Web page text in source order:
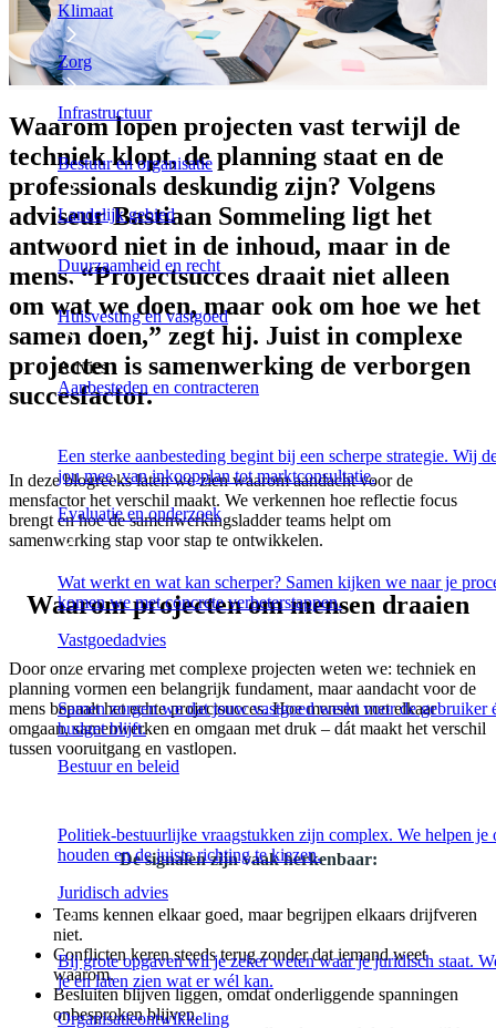
Klimaat
Zorg
Infrastructuur
Bestuur en organisatie
Landelijk gebied
Duurzaamheid en recht
Huisvesting en vastgoed
Advies
Aanbesteden en contracteren
Een sterke aanbesteding begint bij een scherpe strategie. Wij
jou mee, van inkoopplan tot marktconsultatie.
Evaluatie en onderzoek
Wat werkt en wat kan scherper? Samen kijken we naar je
komen we met concrete verbeterstappen.
Vastgoedadvies
Samen zorgen we dat jouw vastgoed werkt voor de gebruiker
budget blijft.
Bestuur en beleid
Politiek-bestuurlijke vraagstukken zijn complex. We helpen je
houden en de juiste richting te kiezen.
Juridisch advies
Bij grote opgaven wil je zeker weten waar je juridisch staat.
je en laten zien wat er wél kan.
Organisatieontwikkeling
Waarom lopen projecten vast terwijl de
techniek klopt, de planning staat en de
professionals deskundig zijn? Volgens
adviseur Bastiaan Sommeling ligt het
antwoord niet in de inhoud, maar in de
mens. “Projectsucces draait niet alleen
om wat we doen, maar ook om hoe we het
samen doen,” zegt hij. Juist in complexe
projecten is samenwerking de verborgen
succesfactor.
In deze blogreeks laten we zien waarom aandacht voor de
mensfactor het verschil maakt. We verkennen hoe reflectie focus
brengt en hoe de samenwerkingsladder teams helpt om
samenwerking stap voor stap te ontwikkelen.
Waarom projecten om mensen draaien
Door onze ervaring met complexe projecten weten we: techniek en
planning vormen een belangrijk fundament, maar aandacht voor de
mens bepaalt het echte projectsucces. Hoe mensen met elkaar
omgaan, samenwerken en omgaan met druk – dát maakt het verschil
tussen vooruitgang en vastlopen.
De signalen zijn vaak herkenbaar:
Teams kennen elkaar goed, maar begrijpen elkaars drijfveren
niet.
Conflicten keren steeds terug zonder dat iemand weet
waarom.
Besluiten blijven liggen, omdat onderliggende spanningen
onbesproken blijven.